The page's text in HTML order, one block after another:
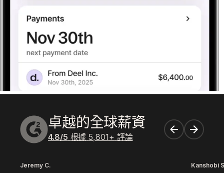
卓越的全球薪資
4.8/5 根據 5,801+ 評論
Jeremy C. Kanshobi